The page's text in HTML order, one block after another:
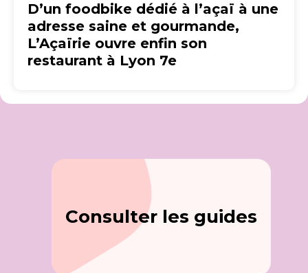
D’un foodbike dédié à l’açaï à une
adresse saine et gourmande,
L’Açaïrie ouvre enfin son
restaurant à Lyon 7e
Consulter les guides